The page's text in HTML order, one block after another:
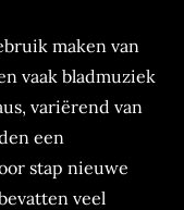
maken van
vaak bladmuziek
variërend van
een
stap nieuwe
veel